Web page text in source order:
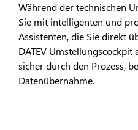
Während der technischen
Sie mit intelligenten und
Assistenten, die Sie direkt
DATEV
sicher durch den Prozess,
Datenübernahme.